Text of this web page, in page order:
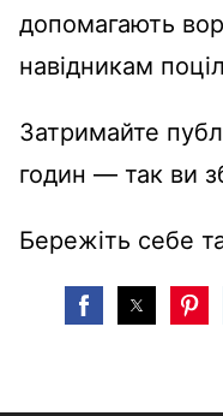
допомагають
навідникам
Затримайте
годин — так ви
Бережіть себе